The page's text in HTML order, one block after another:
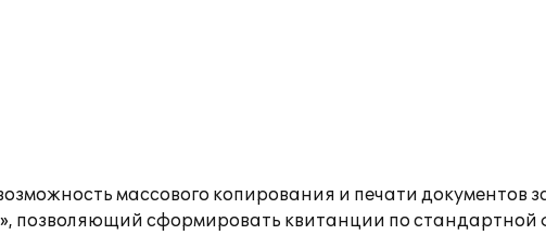
массового копирования и печати документов
позволяющий сформировать квитанции по